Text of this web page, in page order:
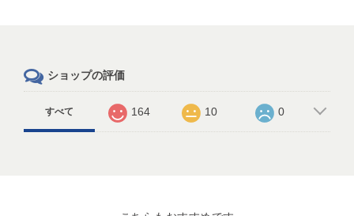
ショップの評価
すべて 164 10 0